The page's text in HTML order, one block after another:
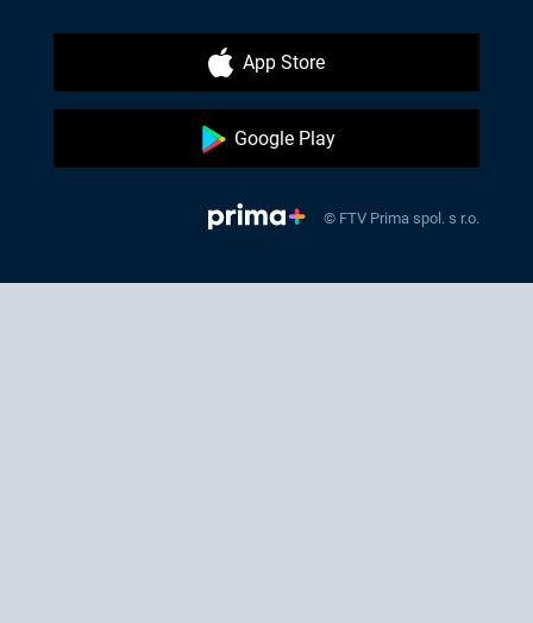
App Store
Google Play
© FTV Prima spol. s r.o.